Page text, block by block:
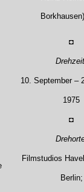
Borkhausen)
◘
10. September –
1975
◘
Filmstudios
Berlin;